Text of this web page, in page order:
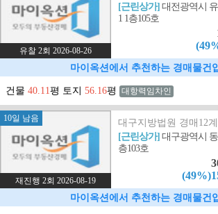
유찰 2회 2026-08-26
[근린상가]대전광역시
1 1층105호
마이옥션에서 추천하는 경매물건
건물 40.11평 토지 56.16평 대항력임차인
10일 남음
재진행 2회 2026-08-19
대구지방법원 경매12
[근린상가]대구광역시
층103호
마이옥션에서 추천하는 경매물건